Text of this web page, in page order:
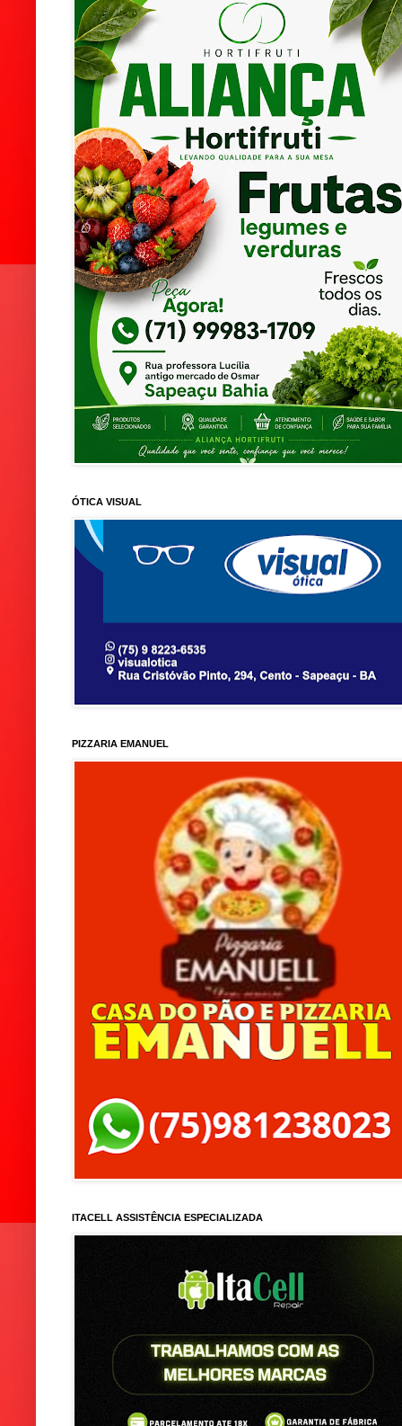
ÓTICA VISUAL
PIZZARIA EMANUEL
ITACELL ASSISTÊNCIA ESPECIALIZADA